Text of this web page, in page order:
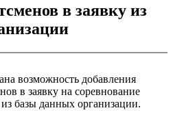
в заявку из
возможность добавления
в заявку на соревнование
базы данных организации.